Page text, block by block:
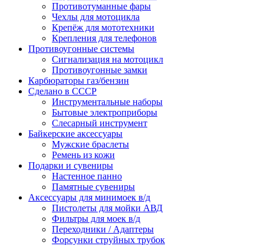
Противотуманные фары
Чехлы для мотоцикла
Крепёж для мототехники
Крепления для телефонов
Противоугонные системы
Сигнализация на мотоцикл
Противоугонные замки
Карбюраторы газ/бензин
Сделано в СССР
Инструментальные наборы
Бытовые электроприборы
Слесарный инструмент
Байкерские аксессуары
Мужские браслеты
Ремень из кожи
Подарки и сувениры
Настенное панно
Памятные сувениры
Аксессуары для минимоек в/д
Пистолеты для мойки АВД
Фильтры для моек в/д
Переходники / Адаптеры
Форсунки струйных трубок